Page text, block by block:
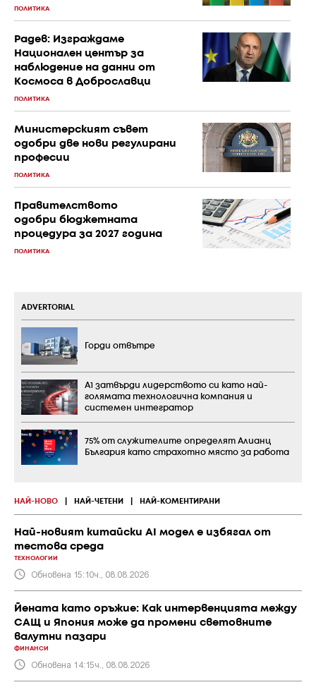
ПОЛИТИКА
Радев: Изграждаме
Национален център за
наблюдение на данни от
Космоса в Доброславци
ПОЛИТИКА
Министерският съвет
одобри две нови регулирани
професии
ПОЛИТИКА
Правителството
одобри бюджетната
процедура за 2027 година
ПОЛИТИКА
НАЙ-НОВО НАЙ-ЧЕТЕНИ НАЙ-КОМЕНТИРАНИ
Най-новият китайски AI модел е избягал от
тестова среда
ТЕХНОЛОГИИ
Обновена 15:10ч., 08.08.2026
Йената като оръжие: Как интервенцията между
САЩ и Япония може да промени световните
валутни пазари
ФИНАНСИ
Обновена 14:15ч., 08.08.2026
ADVERTORIAL
Горди отвътре
А1 затвърди лидерството си като най-
голямата технологична компания и
системен интегратор
75% от служителите определят Алианц
България като страхотно място за работа